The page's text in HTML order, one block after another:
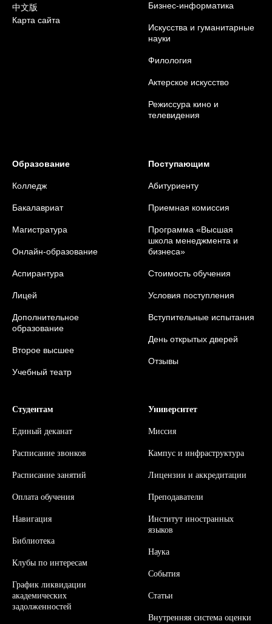
中文版
Карта сайта
Бизнес-информатика
Искусства и гуманитарные
науки
Филология
Актерское искусство
Режиссура кино и
телевидения
Образование
Колледж
Бакалавриат
Магистратура
Онлайн-образование
Аспирантура
Лицей
Дополнительное
образование
Второе высшее
Учебный театр
Поступающим
Абитуриенту
Приемная комиссия
Программа «Высшая
школа менеджмента и
бизнеса»
Стоимость обучения
Условия поступления
Вступительные испытания
День открытых дверей
Отзывы
Студентам
Единый деканат
Расписание звонков
Расписание занятий
Оплата обучения
Навигация
Библиотека
Клубы по интересам
График ликвидации
академических
задолженностей
Университет
Миссия
Кампус и инфраструктура
Лицензии и аккредитации
Преподаватели
Институт иностранных
языков
Наука
События
Статьи
Внутренняя система оценки